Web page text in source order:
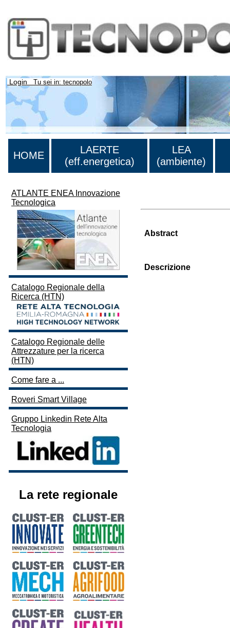
Login Tu sei in: tecnopolo
HOME
LAERTE
(eff.energetica)
LEA
(ambiente)
ATLANTE ENEA Innovazione
Tecnologica
Catalogo Regionale della
Ricerca (HTN)
Catalogo Regionale delle
Attrezzature per la ricerca
(HTN)
Come fare a ...
Roveri Smart Village
Gruppo Linkedin Rete Alta
Tecnologia
La rete regionale
Abstract
Descrizione